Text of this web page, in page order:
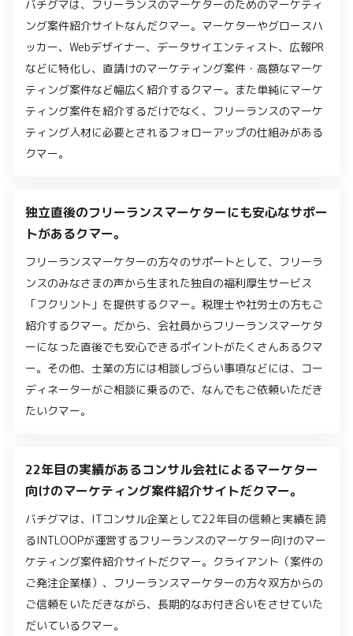
バチグマは、フリーランスのマーケターのためのマーケティ
ング案件紹介サイトなんだクマー。マーケターやグロースハ
ッカー、Webデザイナー、データサイエンティスト、広報PR
などに特化し、直請けのマーケティング案件・高額なマーケ
ティング案件など幅広く紹介するクマー。また単純にマーケ
ティング案件を紹介するだけでなく、フリーランスのマーケ
ティング人材に必要とされるフォローアップの仕組みがある
クマー。
独立直後のフリーランスマーケターにも安心なサポー
トがあるクマー。
フリーランスマーケターの方々のサポートとして、フリーラ
ンスのみなさまの声から生まれた独自の福利厚生サービス
「フクリント」を提供するクマー。税理士や社労士の方もご
紹介するクマー。だから、会社員からフリーランスマーケタ
ーになった直後でも安心できるポイントがたくさんあるクマ
ー。その他、士業の方には相談しづらい事項などには、コー
ディネーターがご相談に乗るので、なんでもご依頼いただき
たいクマー。
22年目の実績があるコンサル会社によるマーケター
向けのマーケティング案件紹介サイトだクマー。
バチグマは、ITコンサル企業として22年目の信頼と実績を誇
るINTLOOPが運営するフリーランスのマーケター向けのマー
ケティング案件紹介サイトだクマー。クライアント（案件の
ご発注企業様）、フリーランスマーケターの方々双方からの
ご信頼をいただきながら、長期的なお付き合いをさせていた
だいているクマー。